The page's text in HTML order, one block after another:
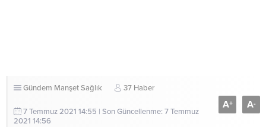
Gündem ManşetSağlık 37 Haber
7 Temmuz 2021 14:55 | Son Güncellenme: 7 Temmuz
2021 14:56
A+ A-